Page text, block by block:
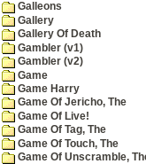
Galleons
Gallery
Gallery Of Death
Gambler (v1)
Gambler (v2)
Game
Game Harry
Game Of Jericho, The
Game Of Live!
Game Of Tag, The
Game Of Touch, The
Game Of Unscramble,